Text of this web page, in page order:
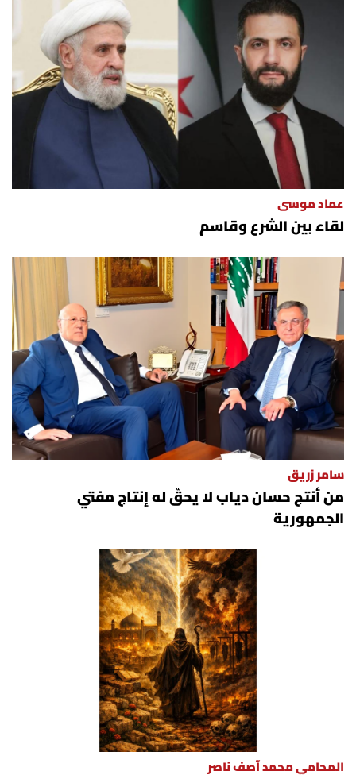
عماد موسى
لقاء بين الشرع وقاسم
سامر زريق
من أنتج حسان دياب لا يحقّ له إنتاج مفتي
الجمهورية
المحامي محمد آصف ناصر